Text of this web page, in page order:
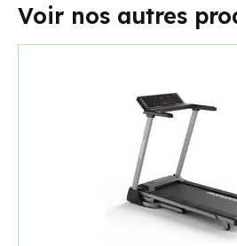
Voir nos autres